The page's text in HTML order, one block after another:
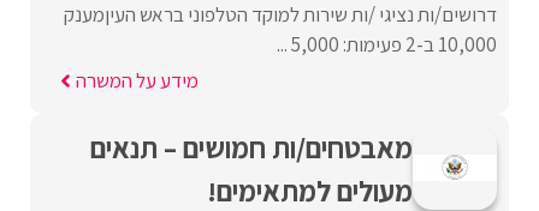
דרושים/ות נציגי /ות שירות למוקד הטלפוני בראש העיןמענק
10,000 ב-2 פעימות: 5,000 ...
מידע על המשרה
מאבטחים/ות חמושים – תנאים
מעולים למתאימים!